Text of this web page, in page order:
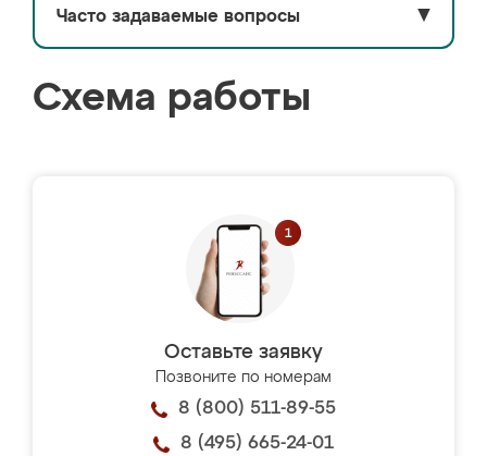
Часто задаваемые вопросы ▼
Схема работы
Оставьте заявку
Позвоните по номерам
8 (800) 511-89-55
8 (495) 665-24-01